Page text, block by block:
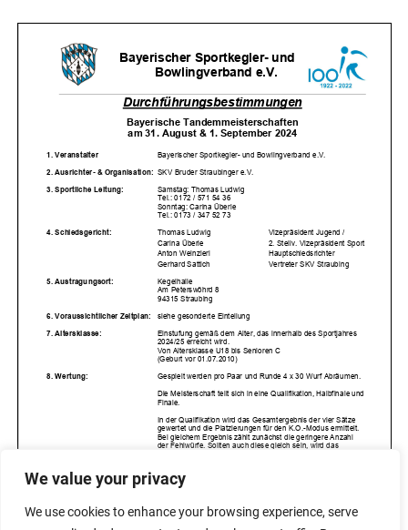
We value your privacy
We use cookies to enhance your browsing experience, serve